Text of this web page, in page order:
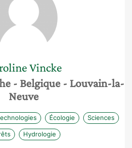
Vincke
- Belgique - Louvain-la-
Neuve
Écologie Sciences
Hydrologie